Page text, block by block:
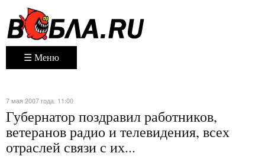
☰ Меню
7 мая 2007 года. 11:00
Губернатор поздравил работников,
ветеранов радио и телевидения, всех
отраслей связи с их...